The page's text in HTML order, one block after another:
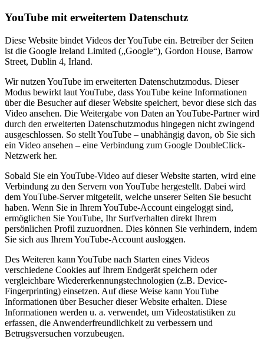
YouTube mit erweitertem Datenschutz
Diese Website bindet Videos der YouTube ein. Betreiber der Seiten
ist die Google Ireland Limited („Google“), Gordon House, Barrow
Street, Dublin 4, Irland.
Wir nutzen YouTube im erweiterten Datenschutzmodus. Dieser
Modus bewirkt laut YouTube, dass YouTube keine Informationen
über die Besucher auf dieser Website speichert, bevor diese sich das
Video ansehen. Die Weitergabe von Daten an YouTube-Partner wird
durch den erweiterten Datenschutzmodus hingegen nicht zwingend
ausgeschlossen. So stellt YouTube – unabhängig davon, ob Sie sich
ein Video ansehen – eine Verbindung zum Google DoubleClick-
Netzwerk her.
Sobald Sie ein YouTube-Video auf dieser Website starten, wird eine
Verbindung zu den Servern von YouTube hergestellt. Dabei wird
dem YouTube-Server mitgeteilt, welche unserer Seiten Sie besucht
haben. Wenn Sie in Ihrem YouTube-Account eingeloggt sind,
ermöglichen Sie YouTube, Ihr Surfverhalten direkt Ihrem
persönlichen Profil zuzuordnen. Dies können Sie verhindern, indem
Sie sich aus Ihrem YouTube-Account ausloggen.
Des Weiteren kann YouTube nach Starten eines Videos
verschiedene Cookies auf Ihrem Endgerät speichern oder
vergleichbare Wiedererkennungstechnologien (z.B. Device-
Fingerprinting) einsetzen. Auf diese Weise kann YouTube
Informationen über Besucher dieser Website erhalten. Diese
Informationen werden u. a. verwendet, um Videostatistiken zu
erfassen, die Anwenderfreundlichkeit zu verbessern und
Betrugsversuchen vorzubeugen.